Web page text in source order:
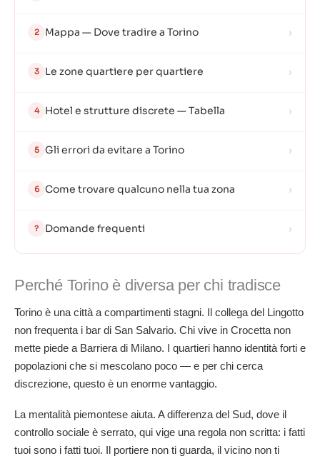
2 Mappa — Dove tradire a Torino ›
3 Le zone quartiere per quartiere ›
4 Hotel e strutture discrete — Tabella ›
5 Gli errori da evitare a Torino ›
6 Come trovare qualcuno nella tua zona ›
? Domande frequenti ›
Perché Torino è diversa per chi tradisce
Torino è una città a compartimenti stagni. Il collega del Lingotto
non frequenta i bar di San Salvario. Chi vive in Crocetta non
mette piede a Barriera di Milano. I quartieri hanno identità forti e
popolazioni che si mescolano poco — e per chi cerca
discrezione, questo è un enorme vantaggio.
La mentalità piemontese aiuta. A differenza del Sud, dove il
controllo sociale è serrato, qui vige una regola non scritta: i fatti
tuoi sono i fatti tuoi. Il portiere non ti guarda, il vicino non ti